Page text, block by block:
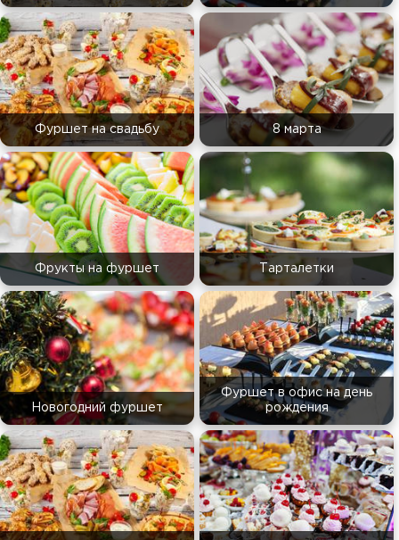
Фуршет на свадьбу 8 марта
Фрукты на фуршет Тарталетки
Новогодний фуршет
Фуршет в офис на день
рождения